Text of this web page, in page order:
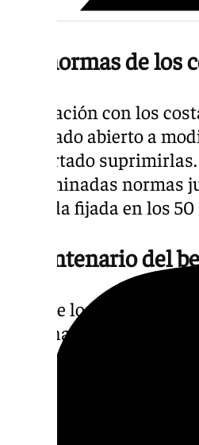
Las normas de los
En relación con los
mostrado abierto a
descartado
determinadas normas
retirada fijada en los
El centenario del
Otro de los puntos
centenario del
Iglesia de San Jacinto,